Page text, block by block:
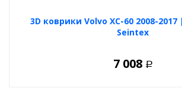
3D коврики Volvo XC-60 2008-
Seintex
7 008 Р